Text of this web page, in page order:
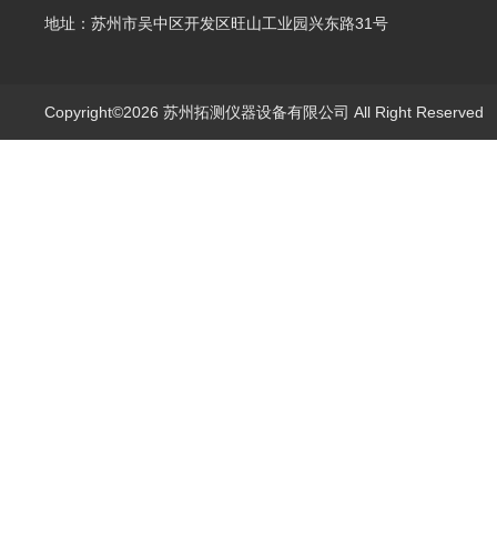
地址：苏州市吴中区开发区旺山工业园兴东路31号
Copyright©2026 苏州拓测仪器设备有限公司 All Right